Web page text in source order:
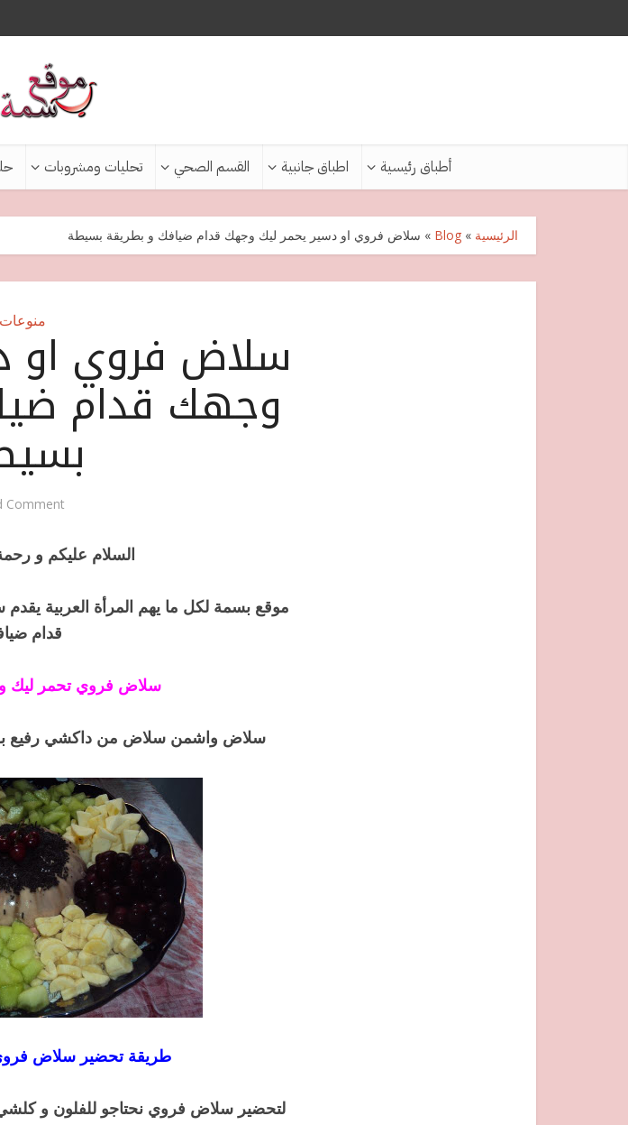
أطباق رئيسية اطباق جانبية القسم الصحي تحليات ومشروبات
الرئيسية »
Blog
» سلاض فروي او دسير يحمر ليك وجهك قدام ضيافك و بطريقة بسيطة
منوعاتسلاض فروي او
وجهك قدام
Comment
السلام عليكم و
موقع بسمة لكل ما يهم المرأة العربية
قدام
سلاض فروي تحمر ليك
سلاض واشمن سلاض من داكشي رفيع
طريقة تحضير سلاض
لتحضير سلاض فروي نحتاجو للفلون و كلشي